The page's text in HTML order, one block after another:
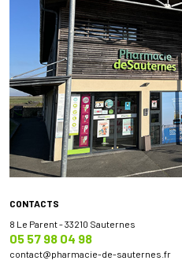
CONTACTS
8 Le Parent - 33210 Sauternes
05 57 98 04 98
contact@pharmacie-de-sauternes.fr